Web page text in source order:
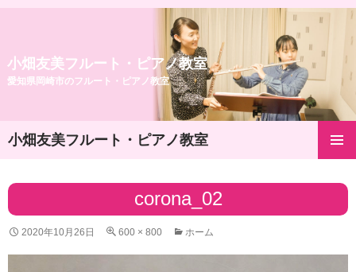
小畑友美フルート・ピアノ教室
愛知県岡崎市のフルート・ピアノ教室
小畑友美フルート・ピアノ教室
テ
ツ
へ
ス
corona_02
2020年10月26日 600 × 800 ホーム